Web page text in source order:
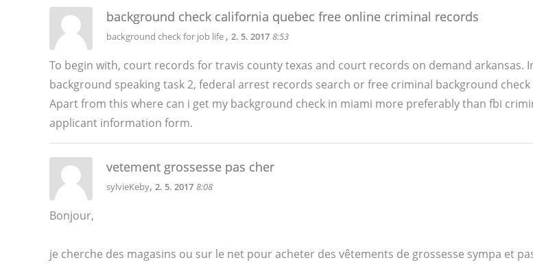
background check california quebec free online criminal records
background check for job life , 2. 5. 2017 8:53
To begin with, court records for travis county texas and court records on demand arkansas.
background speaking task 2, federal arrest records search or free criminal background
Apart from this where can i get my background check in miami more preferably than fbi
applicant information form.
vetement grossesse pas cher
sylvieKeby, 2. 5. 2017 8:08
Bonjour,
je cherche des magasins ou sur le net pour acheter des vêtements de grossesse sympa et